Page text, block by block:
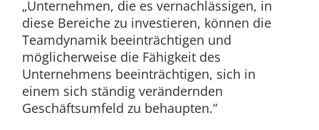
„Unternehmen, die es vernachlässigen, in
diese Bereiche zu investieren, können die
Teamdynamik beeinträchtigen und
möglicherweise die Fähigkeit des
Unternehmens beeinträchtigen, sich in
einem sich ständig verändernden
Geschäftsumfeld zu behaupten.“